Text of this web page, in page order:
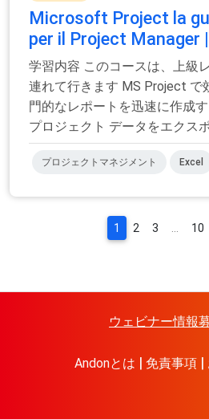
Microsoft Project la
per il Project Manager |
学習内容 このコースは、上級
連れて行きます MS Project で
門的なレポートを迅速に作成す
プロジェクト データをエクス
プロジェクトマネジメント Excel
1 2 3 10
ウェビナー情報
Andonとは 免責事項